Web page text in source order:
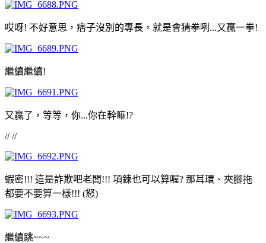
哎呀! 不好意思，痞子沒別的專長，就是會猜拳咧...又贏一拳!
繼續繼續!
又贏了，等等，你...你在幹嘛!?
// //
蝦密!!! 這是詐欺吧老闆!!! 項鍊也可以算喔? 那耳環、夾腳拖
都要不要算一樣!!! (怒)
繼續跳~~~